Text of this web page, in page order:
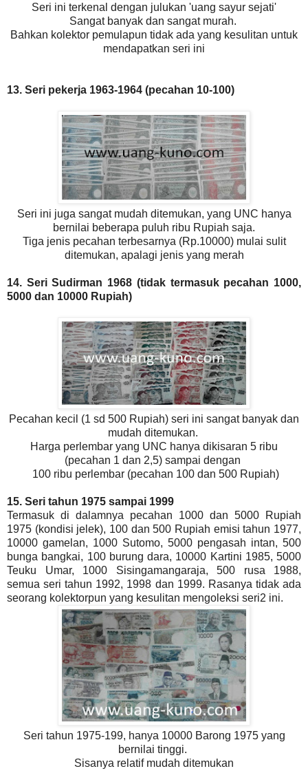
Seri ini terkenal dengan julukan 'uang sayur sejati'
Sangat banyak dan sangat murah.
Bahkan kolektor pemulapun tidak ada yang kesulitan untuk
mendapatkan seri ini
13. Seri pekerja 1963-1964 (pecahan 10-100)
Seri ini juga sangat mudah ditemukan, yang UNC hanya
bernilai beberapa puluh ribu Rupiah saja.
Tiga jenis pecahan terbesarnya (Rp.10000) mulai sulit
ditemukan, apalagi jenis yang merah
14. Seri Sudirman 1968 (tidak termasuk pecahan 1000,
5000 dan 10000 Rupiah)
Pecahan kecil (1 sd 500 Rupiah) seri ini sangat banyak dan
mudah ditemukan.
Harga perlembar yang UNC hanya dikisaran 5 ribu
(pecahan 1 dan 2,5) sampai dengan
100 ribu perlembar (pecahan 100 dan 500 Rupiah)
15. Seri tahun 1975 sampai 1999
Termasuk di dalamnya pecahan 1000 dan 5000 Rupiah
1975 (kondisi jelek), 100 dan 500 Rupiah emisi tahun 1977,
10000 gamelan, 1000 Sutomo, 5000 pengasah intan, 500
bunga bangkai, 100 burung dara, 10000 Kartini 1985, 5000
Teuku Umar, 1000 Sisingamangaraja, 500 rusa 1988,
semua seri tahun 1992, 1998 dan 1999. Rasanya tidak ada
seorang kolektorpun yang kesulitan mengoleksi seri2 ini.
Seri tahun 1975-199, hanya 10000 Barong 1975 yang
bernilai tinggi.
Sisanya relatif mudah ditemukan